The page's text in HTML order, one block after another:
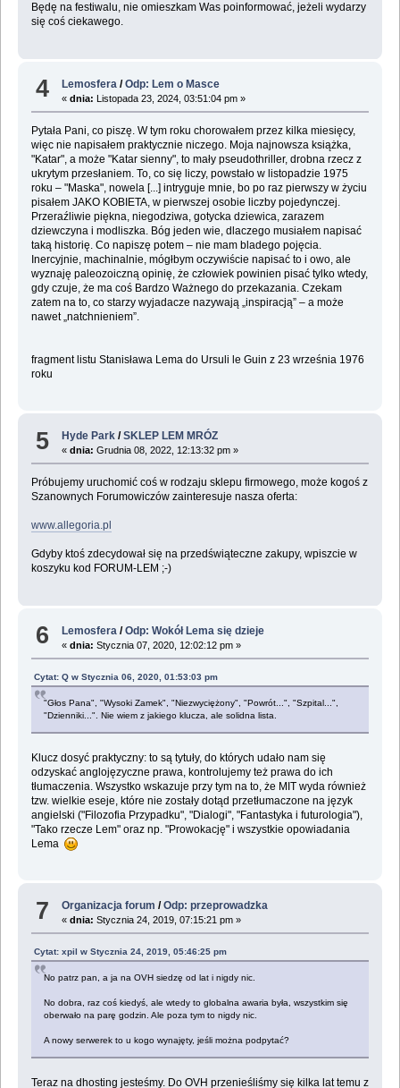
Będę na festiwalu, nie omieszkam Was poinformować, jeżeli wydarzy
się coś ciekawego.
4 Lemosfera /Odp: Lem o Masce
«dnia: Listopada 23, 2024, 03:51:04 pm »
Pytała Pani, co piszę. W tym roku chorowałem przez kilka miesięcy,
więc nie napisałem praktycznie niczego. Moja najnowsza książka,
"Katar", a może "Katar sienny", to mały pseudothriller, drobna rzecz z
ukrytym przesłaniem. To, co się liczy, powstało w listopadzie 1975
roku – "Maska", nowela [...] intryguje mnie, bo po raz pierwszy w życiu
pisałem JAKO KOBIETA, w pierwszej osobie liczby pojedynczej.
Przeraźliwie piękna, niegodziwa, gotycka dziewica, zarazem
dziewczyna i modliszka. Bóg jeden wie, dlaczego musiałem napisać
taką historię. Co napiszę potem – nie mam bladego pojęcia.
Inercyjnie, machinalnie, mógłbym oczywiście napisać to i owo, ale
wyznaję paleozoiczną opinię, że człowiek powinien pisać tylko wtedy,
gdy czuje, że ma coś Bardzo Ważnego do przekazania. Czekam
zatem na to, co starzy wyjadacze nazywają „inspiracją” – a może
nawet „natchnieniem”.
fragment listu Stanisława Lema do Ursuli le Guin z 23 września 1976
roku
5 Hyde Park /SKLEP LEM MRÓZ
«dnia: Grudnia 08, 2022, 12:13:32 pm »
Próbujemy uruchomić coś w rodzaju sklepu firmowego, może kogoś z
Szanownych Forumowiczów zainteresuje nasza oferta:
www.allegoria.pl
Gdyby ktoś zdecydował się na przedświąteczne zakupy, wpiszcie w
koszyku kod FORUM-LEM ;-)
6 Lemosfera /Odp: Wokół Lema się dzieje
«dnia: Stycznia 07, 2020, 12:02:12 pm »
Cytat: Q w Stycznia 06, 2020, 01:53:03 pm
"Głos Pana", "Wysoki Zamek", "Niezwyciężony", "Powrót...", "Szpital...",
"Dzienniki...". Nie wiem z jakiego klucza, ale solidna lista.
Klucz dosyć praktyczny: to są tytuły, do których udało nam się
odzyskać anglojęzyczne prawa, kontrolujemy też prawa do ich
tłumaczenia. Wszystko wskazuje przy tym na to, że MIT wyda również
tzw. wielkie eseje, które nie zostały dotąd przetłumaczone na język
angielski ("Filozofia Przypadku", "Dialogi", "Fantastyka i futurologia"),
"Tako rzecze Lem" oraz np. "Prowokację" i wszystkie opowiadania
Lema
7 Organizacja forum /Odp: przeprowadzka
«dnia: Stycznia 24, 2019, 07:15:21 pm »
Cytat: xpil w Stycznia 24, 2019, 05:46:25 pm
No patrz pan, a ja na OVH siedzę od lat i nigdy nic.
No dobra, raz coś kiedyś, ale wtedy to globalna awaria była, wszystkim się
oberwało na parę godzin. Ale poza tym to nigdy nic.
A nowy serwerek to u kogo wynajęty, jeśli można podpytać?
Teraz na dhosting jesteśmy. Do OVH przenieśliśmy się kilka lat temu z